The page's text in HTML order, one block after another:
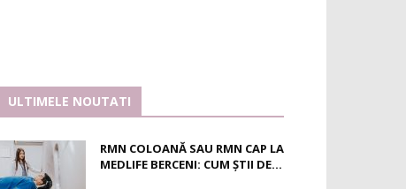
ULTIMELE NOUTATI
RMN COLOANĂ SAU RMN CAP LA
MEDLIFE BERCENI: CUM ȘTII DE...